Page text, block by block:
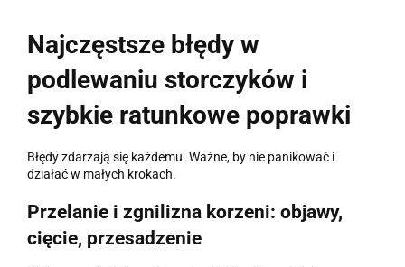
Najczęstsze błędy w
podlewaniu storczyków i
szybkie ratunkowe poprawki
Błędy zdarzają się każdemu. Ważne, by nie panikować i
działać w małych krokach.
Przelanie i zgnilizna korzeni: objawy,
cięcie, przesadzenie